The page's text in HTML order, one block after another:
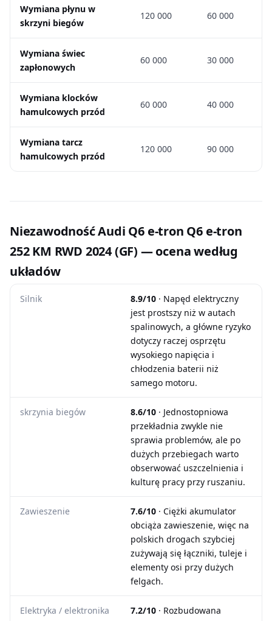
Wymiana płynu w
skrzyni biegów
120 000 60 000
Wymiana świec
zapłonowych
60 000 30 000
Wymiana klocków
hamulcowych przód
60 000 40 000
Wymiana tarcz
hamulcowych przód
120 000 90 000
Niezawodność Audi Q6 e-tron Q6 e-tron
252 KM RWD 2024 (GF) — ocena według
układów
Silnik 8.9/10 · Napęd elektryczny
jest prostszy niż w autach
spalinowych, a główne ryzyko
dotyczy raczej osprzętu
wysokiego napięcia i
chłodzenia baterii niż
samego motoru.
skrzynia biegów 8.6/10 · Jednostopniowa
przekładnia zwykle nie
sprawia problemów, ale po
dużych przebiegach warto
obserwować uszczelnienia i
kulturę pracy przy ruszaniu.
Zawieszenie 7.6/10 · Ciężki akumulator
obciąża zawieszenie, więc na
polskich drogach szybciej
zużywają się łączniki, tuleje i
elementy osi przy dużych
felgach.
Elektryka / elektronika 7.2/10 · Rozbudowana